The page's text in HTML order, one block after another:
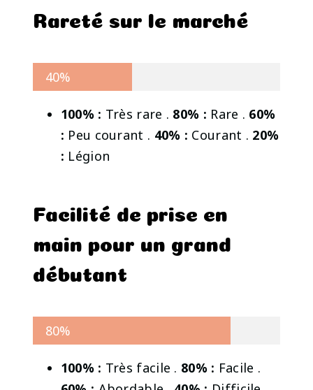
Rareté sur le marché
40%
100% : Très rare . 80% : Rare . 60%
: Peu courant . 40% : Courant . 20%
: Légion
Facilité de prise en
main pour un grand
débutant
80%
100% : Très facile . 80% : Facile .